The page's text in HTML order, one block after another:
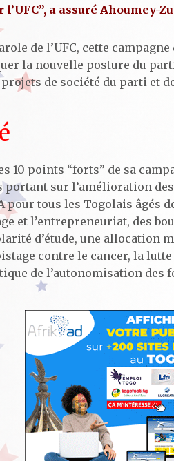
a assuré Ahoumey-
de l’UFC, cette
la nouvelle posture du
de société du parti et
10 points “forts” de sa
portant sur l’amélioration
pour tous les Togolais âgés
et l’entrepreneuriat, des
d’étude, une allocation
contre le cancer, la
de l’autonomisation des